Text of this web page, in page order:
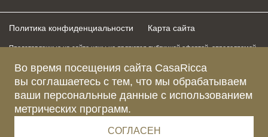
Во время посещения сайта CasaRicca
вы соглашаетесь с тем, что мы обрабатываем
ваши персональные данные с использованием
метрических программ.
СОГЛАСЕН
Политика конфиденциальности Карта сайта
Представленные на сайте цены не являются публичной офертой, определяемой
быть изменены в любое время без предупреждения. Для получения актуальной и
подробной информации о стоимости, сроках и условиях поставки просьба
обращаться к менеджерам по указанным выше телефонам
Зарегистрированное название компании
Адрес Ш. РУБЛЁВСКОЕ, Д. 52А, ПОМЕЩ. I ЭТАЖ 2, КОМ. 81 Г.МОСКВА, ВН.ТЕР.